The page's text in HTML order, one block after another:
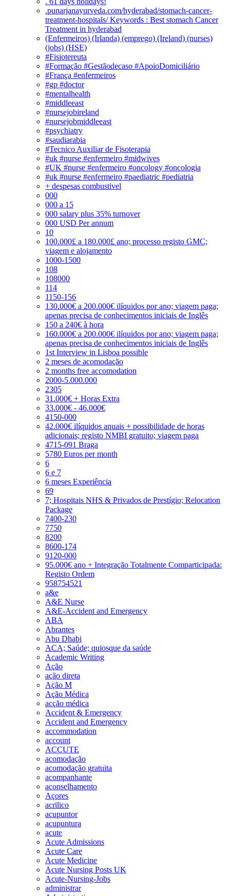
.punarjanayurveda.com/hyderabad/stomach-cancer-
treatment-hospitals/ Keywords : Best stomach Cancer
Treatment in hyderabad
(Enfermeiros) (Irlanda) (emprego) (Ireland) (nurses)
(jobs) (HSE)
#Fisiotereuta
#Formação #Gestãodecaso #ApoioDomiciliário
#França #enfermeiros
#gp #doctor
#mentalhealth
#middleeast
#nursejobireland
#nursejobmiddleeast
#psychiatry
#saudiarabia
#Tecnico Auxiliar de Fisoterapia
#uk #nurse #enfermeiro #midwives
#UK #nurse #enfermeiro #oncology #oncologia
#uk #nurse #enfermeiro #paediatric #pediatria
+ despesas combustivel
000
000 a 15
000 salary plus 35% turnover
000 USD Per annum
10
100.000£ a 180.000£ ano; processo registo GMC;
viagem e alojamento
1000-1500
108
108000
114
1150-156
130.000€ a 200.000€ ilíquidos por ano; viagem paga;
apenas precisa de conhecimentos iniciais de Inglês
150 a 240€ à hora
160.000€ a 200.000€ ilíquidos por ano; viagem paga;
apenas precisa de conhecimentos iniciais de Inglês
1st Interview in Lisboa possible
2 meses de acomodação
2 months free accomodation
2000-5.000.000
2305
31.000€ + Horas Extra
33.000€ - 46.000€
4150-000
42.000€ ilíquidos anuais + possibilidade de horas
adicionais; registo NMBI gratuito; viagem paga
4715-091 Braga
5780 Euros per month
6
6 e 7
6 meses Experiência
69
7; Hospitais NHS & Privados de Prestígio; Relocation
Package
7400-230
7750
8200
8600-174
9120-000
95.000€ ano + Integração Totalmente Comparticipada:
Registo Ordem
958754521
a&e
A&E Nurse
A&E-Accident and Emergency
ABA
Abrantes
Abu Dhabi
ACA; Saúde; quiosque da saúde
Academic Writing
Ação
ação direta
Ação M
Ação Médica
acção médica
Accident & Emergency
Accident and Emergency
accommodation
account
ACCUTE
acomodação
acomodação gratuita
acompanhante
aconselhamento
Açores
acrilico
acupuntor
acupuntura
acute
Acute Admissions
Acute Care
Acute Medicine
Acute Nursing Posts UK
Acute-Nursing-Jobs
administrar